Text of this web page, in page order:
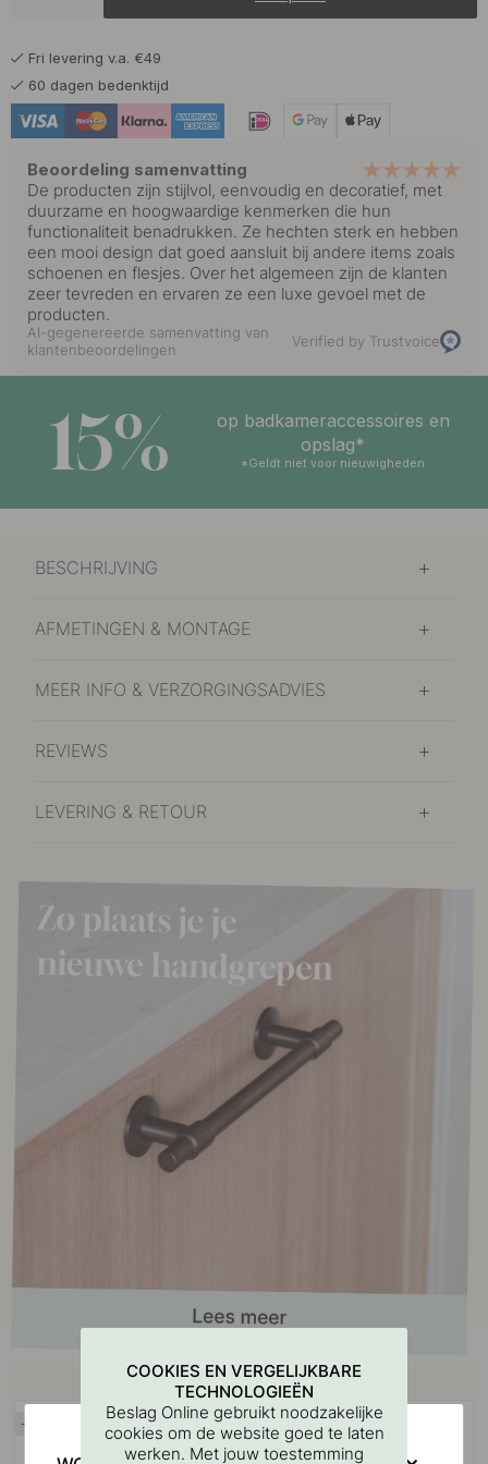
Op voorraad
Hand Lotion
Hand Wash 1.45 €
Shampoo 1.45 € 1.70 €
Op voorraad
Fri levering v.a. €49
60 dagen bedenktijd
Beoordeling samenvatting
De producten zijn stijlvol, eenvoudig en decoratief, met
duurzame en hoogwaardige kenmerken die hun
functionaliteit benadrukken. Ze hechten sterk en hebben
een mooi design dat goed aansluit bij andere items zoals
schoenen en flesjes. Over het algemeen zijn de klanten
zeer tevreden en ervaren ze een luxe gevoel met de
producten.
AI-gegenereerde samenvatting van
klantenbeoordelingen
Verified by Trustvoice
15%
op badkameraccessoires en
opslag*
*Geldt niet voor nieuwigheden
BESCHRIJVING
AFMETINGEN & MONTAGE
MEER INFO & VERZORGINGSADVIES
REVIEWS
LEVERING & RETOUR
Koop samen met
POPULAR
COOKIES EN VERGELIJKBARE
TECHNOLOGIEËN
Beslag Online gebruikt noodzakelijke
cookies om de website goed te laten
werken. Met jouw toestemming